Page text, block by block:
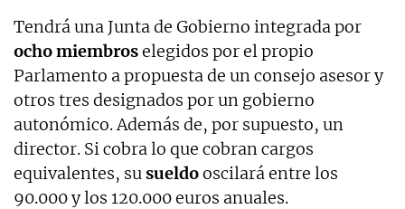
Tendrá una Junta de Gobierno integrada por
ocho miembroselegidos por el propio
Parlamento a propuesta de un consejo asesor y
otros tres designados por un gobierno
autonómico. Además de, por supuesto, un
director. Si cobra lo que cobran cargos
equivalentes, susueldooscilará entre los
90.000 y los 120.000 euros anuales.